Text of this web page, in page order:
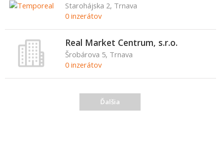
Starohájska 2, Trnava
0 inzerátov
Real Market Centrum, s.r.o.
Šrobárova 5, Trnava
0 inzerátov
Ďalšia